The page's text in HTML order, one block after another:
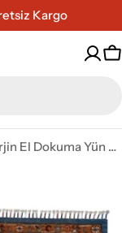
Kargo
SHB Afgan Orjin El Dokuma Yün Halı